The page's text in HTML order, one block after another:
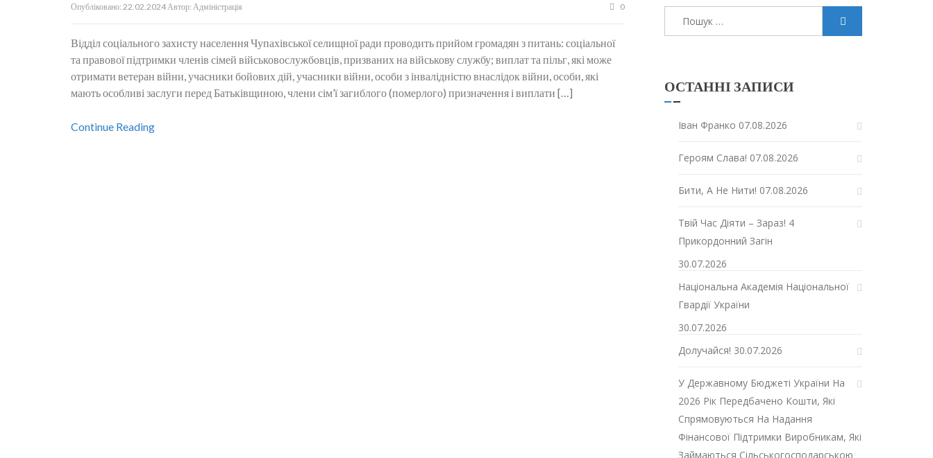
Опубліковано: 22.02.2024Автор: Адміністрація 0
Відділ соціального захисту населення Чупахівської селищної ради проводить прийом громадян з питань: соціальної
та правової підтримки членів сімей військовослужбовців, призваних на військову службу; виплат та пільг, які може
отримати ветеран війни, учасники бойових дій, учасники війни, особи з інвалідністю внаслідок війни, особи, які
мають особливі заслуги перед Батьківщиною, члени сім’ї загиблого (померлого) призначення і виплати […]
Continue Reading
ОСТАННІ ЗАПИСИ
Іван Франко 07.08.2026
Героям Слава! 07.08.2026
Бити, А Не Нити! 07.08.2026
Твій Час Діяти – Зараз! 4
Прикордонний Загін
30.07.2026
Національна Академія Національної
Гвардії України
30.07.2026
Долучайся! 30.07.2026
У Державному Бюджеті України На
2026 Рік Передбачено Кошти, Які
Спрямовуються На Надання
Фінансової Підтримки Виробникам, Які
Займаються Сільськогосподарською